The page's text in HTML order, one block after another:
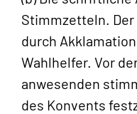
Stimmzetteln.
durch
Wahlhelfer. Vor
anwesenden
des Konvents